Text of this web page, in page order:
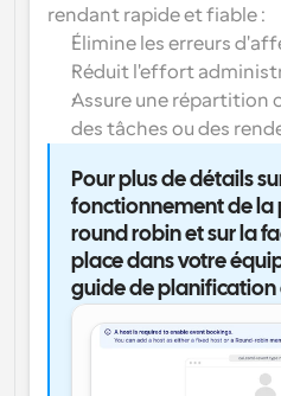
rendant rapide et fiable :
Élimine les erreurs
Réduit l'effort
Assure une répartition
des tâches ou des
Pour plus de détails
fonctionnement de la
round robin et sur la
place dans votre
guide de planification